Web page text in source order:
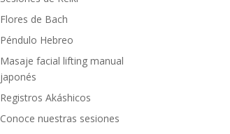
Flores de Bach
Péndulo Hebreo
Masaje facial lifting manual
japonés
Registros Akáshicos
Conoce nuestras sesiones